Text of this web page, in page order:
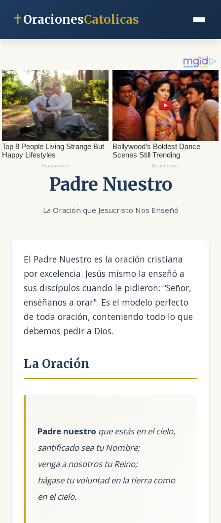
✝OracionesCatolicas
Padre Nuestro
La Oración que Jesucristo Nos Enseñó
El Padre Nuestro es la oración cristiana
por excelencia. Jesús mismo la enseñó a
sus discípulos cuando le pidieron: "Señor,
enséñanos a orar". Es el modelo perfecto
de toda oración, conteniendo todo lo que
debemos pedir a Dios.
La Oración
Padre nuestro que estás en el cielo,
santificado sea tu Nombre;
venga a nosotros tu Reino;
hágase tu voluntad en la tierra como
en el cielo.